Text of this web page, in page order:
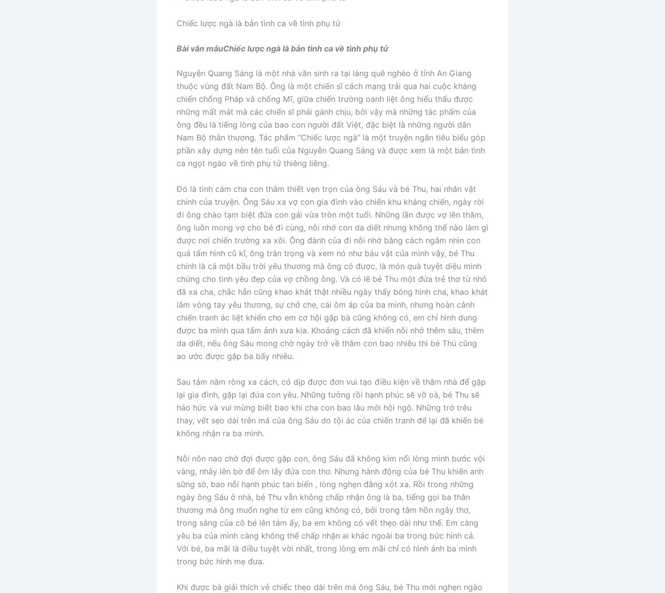
Chiếc lược ngà là bản tình ca về tình phụ tử
Bài văn mẫuChiếc lược ngà là bản tình ca về tình phụ tử
Nguyễn Quang Sáng là một nhà văn sinh ra tại làng quê nghèo ở tỉnh An Giang
thuộc vùng đất Nam Bộ. Ông là một chiến sĩ cách mạng trải qua hai cuộc kháng
chiến chống Pháp và chống Mĩ, giữa chiến trường oanh liệt ông hiểu thấu được
những mất mát mà các chiến sĩ phải gánh chịu, bởi vậy mà những tác phẩm của
ông đều là tiếng lòng của bao con người đất Việt, đặc biệt là những người dân
Nam Bộ thân thương. Tác phẩm “Chiếc lược ngà” là một truyện ngắn tiêu biểu góp
phần xây dựng nên tên tuổi của Nguyễn Quang Sáng và được xem là một bản tình
ca ngọt ngào về tình phụ tử thiêng liêng.
Đó là tình cảm cha con thắm thiết vẹn trọn của ông Sáu và bé Thu, hai nhân vật
chính của truyện. Ông Sáu xa vợ con gia đình vào chiến khu kháng chiến, ngày rời
đi ông chào tạm biệt đứa con gái vừa tròn một tuổi. Những lần được vợ lên thăm,
ông luôn mong vợ cho bé đi cùng, nỗi nhớ con da diết nhưng không thể nào làm gì
được nơi chiến trường xa xôi. Ông đành của đi nỗi nhớ bằng cách ngắm nhìn con
quá tấm hình cũ kĩ, ông trân trọng và xem nó như báu vật của mình vậy, bé Thu
chính là cả một bầu trời yêu thương mà ông có được, là món quà tuyệt diệu minh
chứng cho tình yêu đẹp của vợ chồng ông. Và có lẽ bé Thu một đứa trẻ thơ từ nhỏ
đã xa cha, chắc hẳn cũng khao khát thật nhiều ngày thấy bóng hình cha, khao khát
lắm vòng tay yêu thương, sự chở che, cái ôm áp của ba mình, nhưng hoàn cảnh
chiến tranh ác liệt khiến cho em cơ hội gặp bà cũng không có, em chỉ hình dung
được ba mình qua tấm ảnh xưa kia. Khoảng cách đã khiến nỗi nhớ thêm sâu, thêm
da diết, nếu ông Sáu mong chờ ngày trở về thăm con bao nhiêu thì bé Thú cũng
ao ước được gặp ba bấy nhiêu.
Sau tám năm ròng xa cách, có dịp được đơn vui tạo điều kiện về thăm nhà để gặp
lại gia đình, gặp lại đứa con yêu. Những tưởng rồi hạnh phúc sẽ vỡ oà, bé Thu sẽ
háo hức và vui mừng biết bao khi cha con bao lâu mới hội ngộ. Những trớ trêu
thay, vết sẹo dài trên má của ông Sáu do tội ác của chiến tranh để lại đã khiến bé
không nhận ra ba mình.
Nỗi nôn nao chờ đợi được gặp con, ông Sáu đã không kìm nổi lòng mình bước vội
vàng, nhảy lên bờ để ôm lấy đứa con thơ. Nhưng hành động của bé Thu khiến anh
sững sờ, bao nỗi hạnh phúc tan biến , lòng nghẹn đắng xót xa. Rồi trong những
ngày ông Sáu ở nhà, bé Thu vẫn không chấp nhận ông là ba, tiếng gọi ba thân
thương mà ông muốn nghe từ em cũng không có, bởi trong tâm hồn ngây thơ,
trong sáng của cô bé lên tám ấy, ba em không có vết thẹo dài như thế. Em càng
yêu ba của mình càng không thể chấp nhận ai khác ngoài ba trong bức hình cả.
Với bé, ba mãi là điều tuyệt vời nhất, trong lòng em mãi chỉ có hình ảnh ba mình
trong bức hình mẹ đưa.
Khi được bà giải thích vẻ chiếc thẹo dài trên má ông Sáu, bé Thu mới nghẹn ngào